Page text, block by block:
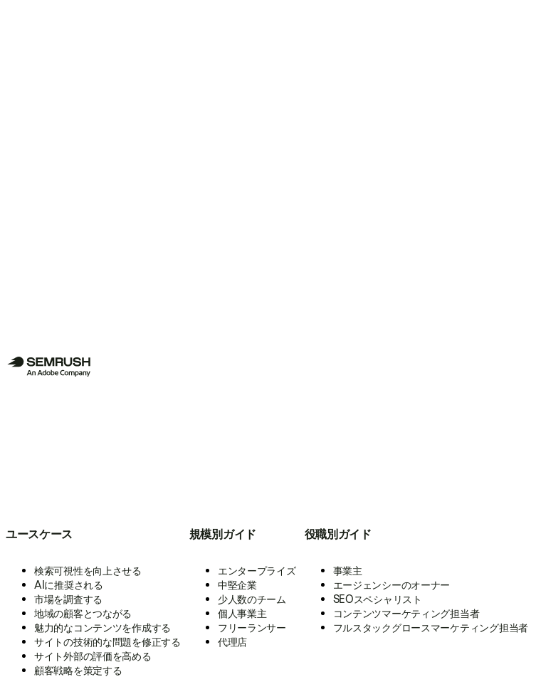
ユースケース
検索可視性を向上させる
AIに推奨される
市場を調査する
地域の顧客とつながる
魅力的なコンテンツを作成する
サイトの技術的な問題を修正する
サイト外部の評価を高める
顧客戦略を策定する
規模別ガイド
エンタープライズ
中堅企業
少人数のチーム
個人事業主
フリーランサー
代理店
役職別ガイド
事業主
エージェンシーのオーナー
SEOスペシャリスト
コンテンツマーケティング担当者
フルスタックグロースマーケティング担当者